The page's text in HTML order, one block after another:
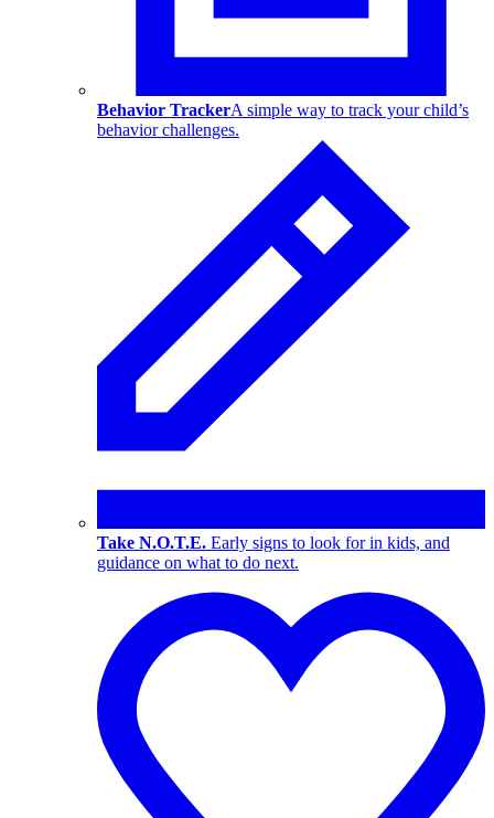
Behavior TrackerA simple way to track your child’s
behavior challenges.
Take N.O.T.E. Early signs to look for in kids, and
guidance on what to do next.